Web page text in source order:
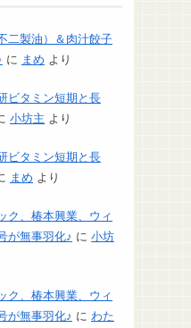
二製油）＆肉汁餃子
に まめ より
ビタミン短期と長
小坊主 より
ビタミン短期と長
まめ より
ク、椿本興業、ウィ
が無事羽化♪ に 小坊
ク、椿本興業、ウィ
が無事羽化♪ に わた